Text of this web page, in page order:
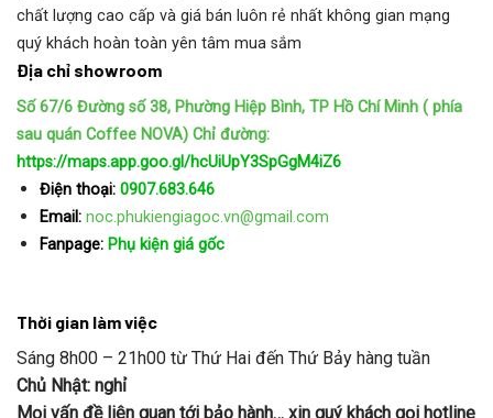
chất lượng cao cấp và giá bán luôn rẻ nhất không gian mạng
quý khách hoàn toàn yên tâm mua sắm
Địa chỉ showroom
Số 67/6 Đường số 38, Phường Hiệp Bình, TP Hồ Chí Minh ( phía
sau quán Coffee NOVA) Chỉ đường:
https://maps.app.goo.gl/hcUiUpY3SpGgM4iZ6
Điện thoại: 0907.683.646
Email:noc.phukiengiagoc.vn@gmail.com
Fanpage:Phụ kiện giá gốc
Thời gian làm việc
Sáng 8h00 – 21h00 từ Thứ Hai đến Thứ Bảy hàng tuần
Chủ Nhật: nghỉ
Mọi vấn đề liên quan tới bảo hành… xin quý khách gọi hotline